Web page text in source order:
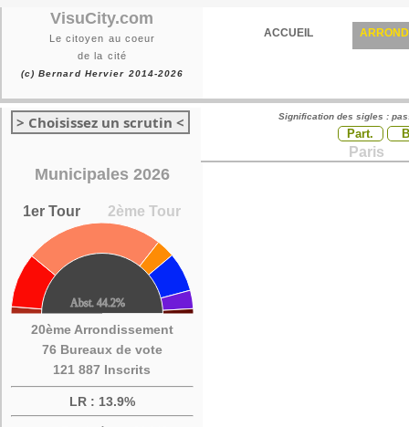
VisuCity.com
Le citoyen au coeur
de la cité
(c) Bernard Hervier 2014-2026
ACCUEIL
> Choisissez un scrutin <
Municipales 2026
1er Tour 2ème Tour
20ème Arrondissement
76 Bureaux de vote
121 887 Inscrits
LR : 13.9%
Signification des sigles :
Part.
Paris